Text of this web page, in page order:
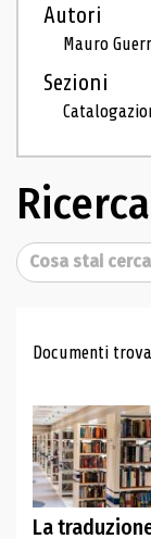
Autori
Mauro
Sezioni
Ricerca
Cerca
Documenti
La